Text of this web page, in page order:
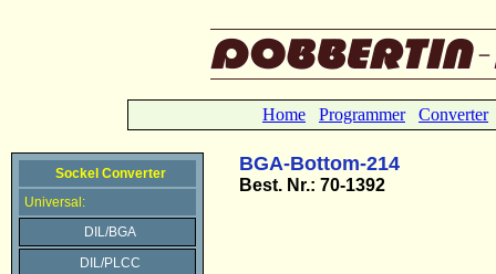
Home Programmer Converter
Sockel Converter
Universal:
DIL/BGA
DIL/PLCC
BGA-Bottom-214
Best. Nr.: 70-1392